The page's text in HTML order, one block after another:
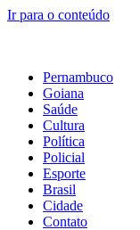
Ir para o conteúdo
Pernambuco
Goiana
Saúde
Cultura
Política
Policial
Esporte
Brasil
Cidade
Contato